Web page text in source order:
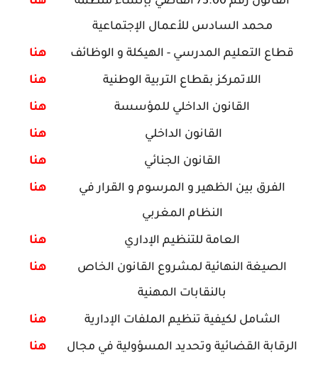
محمد السادس للأعمال الإجتماعية
قطاع التعليم المدرسي - الهيكلة و الوظائف هنا
اللاتمركز بقطاع التربية الوطنية هنا
القانون الداخلي للمؤسسة هنا
القانون الداخلي هنا
القانون الجنائي هنا
الفرق بين الظهير و المرسوم و القرار في
النظام المغربي
هنا
العامة للتنظيم الإداري هنا
الصيغة النهائية لمشروع القانون الخاص
بالنقابات المهنية
هنا
الشامل لكيفية تنظيم الملفات الإدارية هنا
الرقابة القضائية وتحديد المسؤولية في مجال
هنا